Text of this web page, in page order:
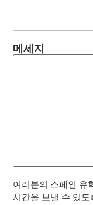
메세지
여러분의 스페인 유
시간을 보낼 수 있